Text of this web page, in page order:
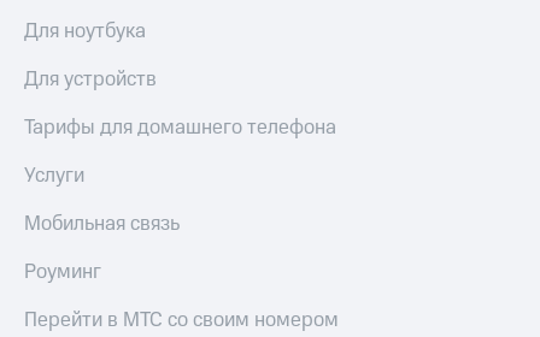
с
на карту
МТС Pay
коду
за границей
магазин
Смартфоны
Для ноутбука
Для устройств
Тарифы для домашнего телефона
Услуги
Мобильная связь
Роуминг
Перейти в МТС со своим номером